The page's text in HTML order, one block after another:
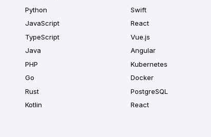
Python
JavaScript
TypeScript
Java
PHP
Go
Rust
Kotlin
Swift
React
Vue.js
Angular
Kubernetes
Docker
PostgreSQL
React